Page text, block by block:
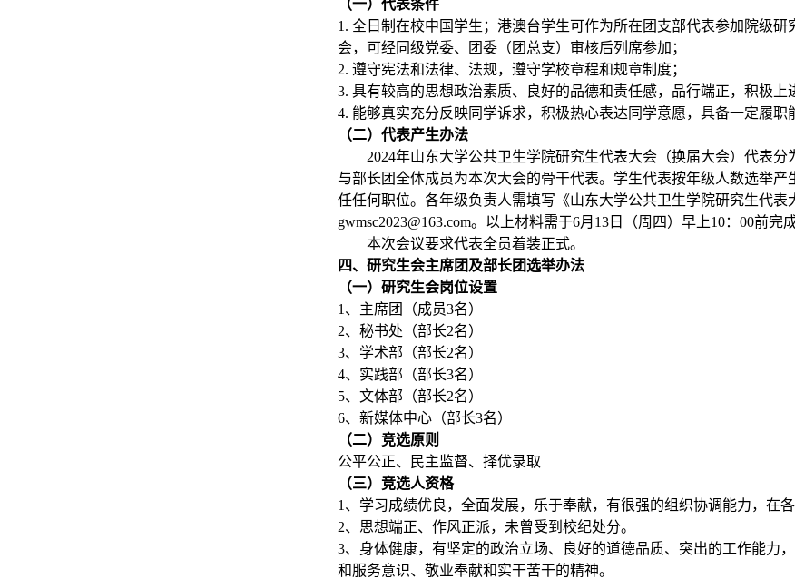
（一）代表条件
1. 全日制在校中国学生；港澳台学生可作为所在团支部代表参加院级
会，可经同级党委、团委（团总支）审核后列席参加；
2. 遵守宪法和法律、法规，遵守学校章程和规章制度；
3. 具有较高的思想政治素质、良好的品德和责任感，品行端正，积极上
4. 能够真实充分反映同学诉求，积极热心表达同学意愿，具备一定履职
（二）代表产生办法
2024年山东大学公共卫生学院研究生代表大会（换届大会）代表
与部长团全体成员为本次大会的骨干代表。学生代表按年级人数选举产
任任何职位。各年级负责人需填写《山东大学公共卫生学院研究生代
gwmsc2023@163.com。以上材料需于6月 13 日（周四）早上10： 00前完
本次会议要求代表全员着装正式。
四、研究生会主席团及部长团选举办法
（一）研究生会岗位设置
1 、主席团（成员3名）
2、秘书处（部长2名）
3、学术部（部长2名）
4、实践部（部长3名）
5、文体部（部长2名）
6、新媒体中心（部长3名）
（二）竞选原则
公平公正、民主监督、择优录取
（三）竞选人资格
1 、学习成绩优良，全面发展，乐于奉献，有很强的组织协调能力，在
2、思想端正、作风正派，未曾受到校纪处分。
3、身体健康，有坚定的政治立场、良好的道德品质、突出的工作能力
和服务意识、敬业奉献和实干苦干的精神。